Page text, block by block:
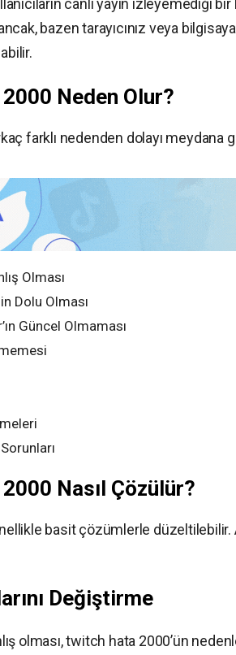
bazen tarayıcınız veya
Neden Olur?
farklı nedenden dolayı meydana
Olması
Dolu Olması
Güncel Olmaması
Nasıl Çözülür?
basit çözümlerle düzeltilebilir.
Değiştirme
olması, twitch hata 2000’ün